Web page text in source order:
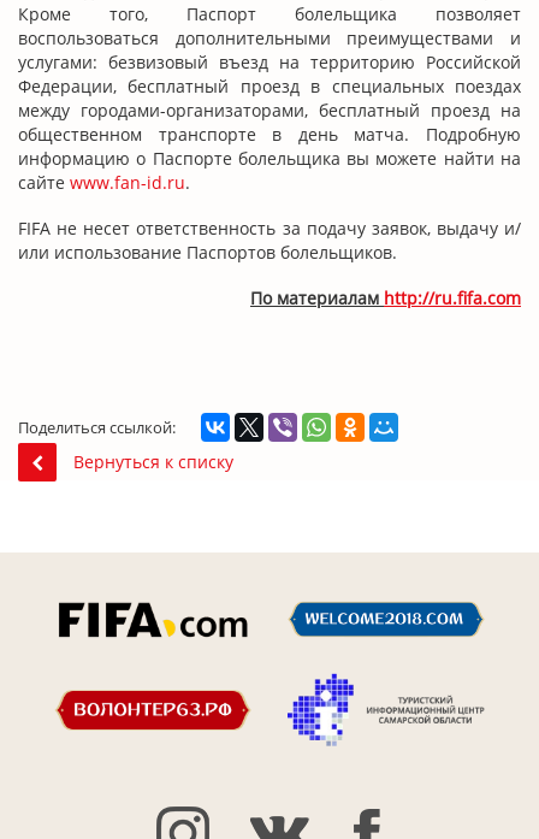
Кроме того, Паспорт болельщика позволяет
воспользоваться дополнительными преимуществами и
услугами: безвизовый въезд на территорию Российской
Федерации, бесплатный проезд в специальных поездах
между городами-организаторами, бесплатный проезд на
общественном транспорте в день матча. Подробную
информацию о Паспорте болельщика вы можете найти на
сайте www.fan-id.ru.
FIFA не несет ответственность за подачу заявок, выдачу и/
или использование Паспортов болельщиков.
По материалам http://ru.fifa.com
Поделиться ссылкой:
Вернуться к списку